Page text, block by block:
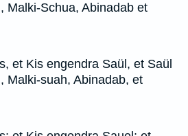
Malki-Schua, Abinadab et
et Kis engendra Saül, et Saül
Malki-suah, Abinadab, et